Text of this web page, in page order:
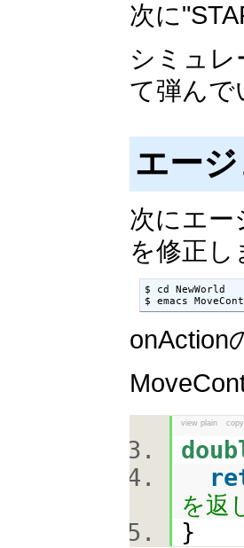
次に
シミュ
て弾んで
エー
次にエー
を修正し
$ cd NewWorld
$ emacs
onAction
view plain
を返
}